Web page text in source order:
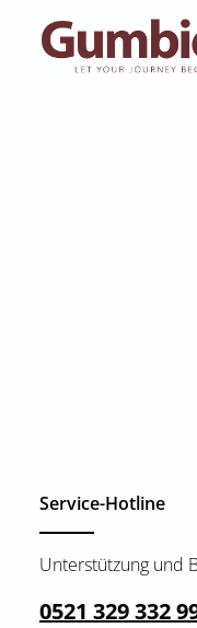
Service-Hotline
Unterstützung und
0521 329 332